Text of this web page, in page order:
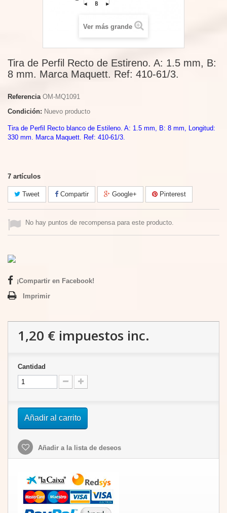
Ver más grande
Tira de Perfil Recto de Estireno. A: 1.5 mm, B:
8 mm. Marca Maquett. Ref: 410-61/3.
Referencia OM-MQ1091
Condición: Nuevo producto
Tira de Perfil Recto blanco de Estileno. A: 1.5 mm, B: 8 mm, Longitud:
330 mm. Marca Maquett. Ref: 410-61/3.
7 artículos
Tweet Compartir Google+ Pinterest
No hay puntos de recompensa para este producto.
¡Compartir en Facebook!
Imprimir
1,20 € impuestos inc.
Cantidad
Añadir al carrito
Añadir a la lista de deseos